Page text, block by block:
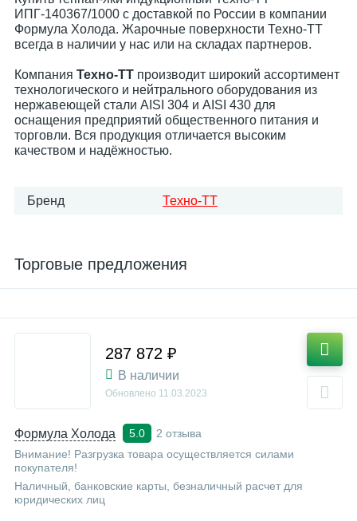
ИПГ-140367/1000 с доставкой по России в компании
Формула Холода. Жарочные поверхности Техно-ТТ
всегда в наличии у нас или на складах партнеров.
Компания Техно-ТТ производит широкий ассортимент
технологического и нейтрального оборудования из
нержавеющей стали AISI 304 и AISI 430 для
оснащения предприятий общественного питания и
торговли. Вся продукция отличается высоким
качеством и надёжностью.
Бренд Техно-ТТ
Торговые предложения
Формула Холода 5.0
2 отзыва
Внимание! Разгрузка товара осуществляется силами
покупателя!
Наличный, банковские карты, безналичный расчет для
юридических лиц
287 872 ₽
В наличии
Обновлено 11.03.2023